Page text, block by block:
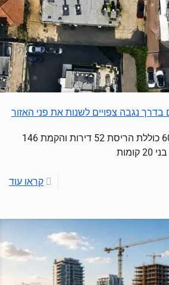
בדרך נגבה צפויים לשנות את פני האזור
התוכנית בדרך נגבה 60-70 כוללת הריסת 52 דירות והקמת 146
קראו עוד